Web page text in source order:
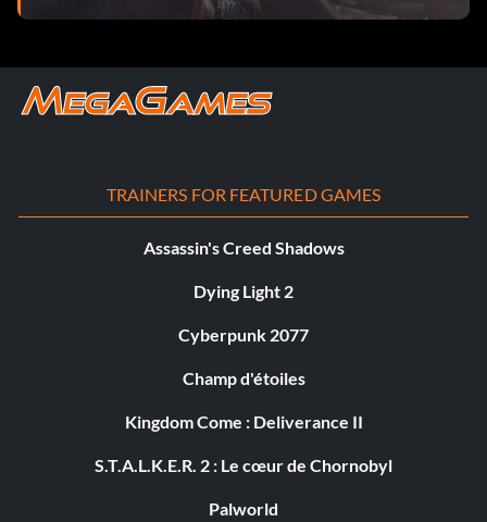
TRAINERS FOR FEATURED GAMES
Assassin's Creed Shadows
Dying Light 2
Cyberpunk 2077
Champ d'étoiles
Kingdom Come : Deliverance II
S.T.A.L.K.E.R. 2 : Le cœur de Chornobyl
Palworld